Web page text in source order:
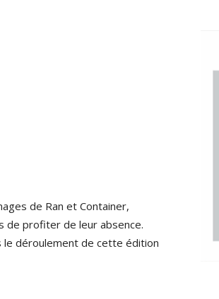
de Ran et Container,
de profiter de leur absence.
le déroulement de cette édition